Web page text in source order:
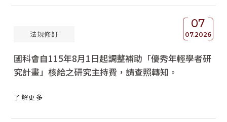
07
07.2026
法規修訂
國科會自115年8月1日起調整補助「優秀年輕學者研
究計畫」核給之研究主持費，請查照轉知。
了解更多